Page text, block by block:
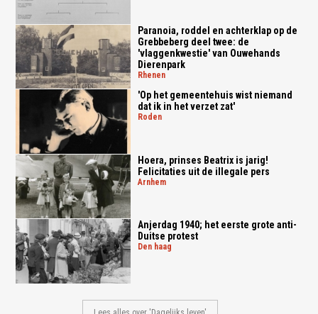
Paranoia, roddel en achterklap op de
Grebbeberg deel twee: de
'vlaggenkwestie' van Ouwehands
Dierenpark
rhenen
'Op het gemeentehuis wist niemand
dat ik in het verzet zat'
roden
Hoera, prinses Beatrix is jarig!
Felicitaties uit de illegale pers
arnhem
Anjerdag 1940; het eerste grote anti-
Duitse protest
den haag